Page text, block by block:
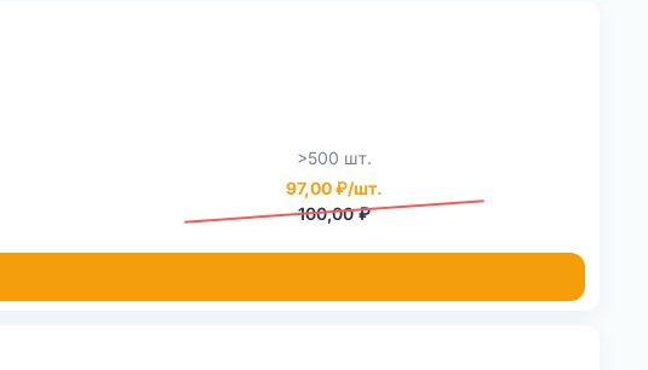
>500 шт.
97,00 ₽/шт.
100,00 ₽